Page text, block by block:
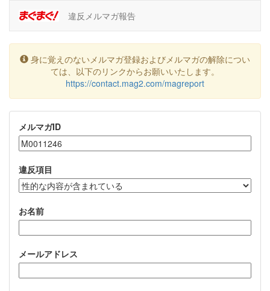
違反メルマガ報告
身に覚えのないメルマガ登録およびメルマガの解除につい
ては、以下のリンクからお願いいたします。
https://contact.mag2.com/magreport
メルマガID
違反項目
お名前
メールアドレス